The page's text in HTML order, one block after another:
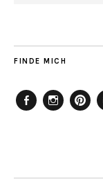
FINDE MICH